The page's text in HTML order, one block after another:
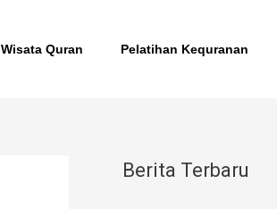
Wisata Quran Pelatihan Kequranan
Berita Terbaru